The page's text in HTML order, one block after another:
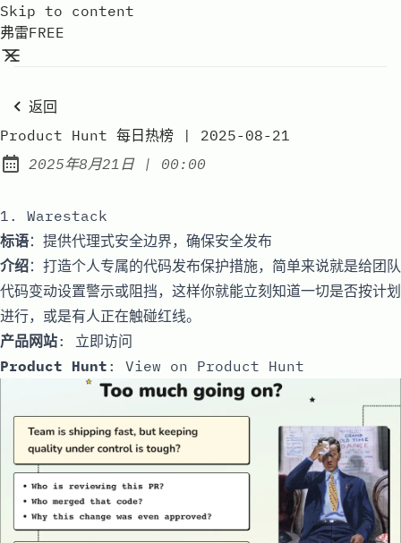
Skip to content
弗雷FREE
返回
Product Hunt 每日热榜 | 2025-08-21
Published:
2025年8月21日| at
00:00
1. Warestack
标语：提供代理式安全边界，确保安全发布
介绍：打造个人专属的代码发布保护措施，简单来说就是给团队
代码变动设置警示或阻挡，这样你就能立刻知道一切是否按计划
进行，或是有人正在触碰红线。
产品网站: 立即访问
Product Hunt : View on Product Hunt